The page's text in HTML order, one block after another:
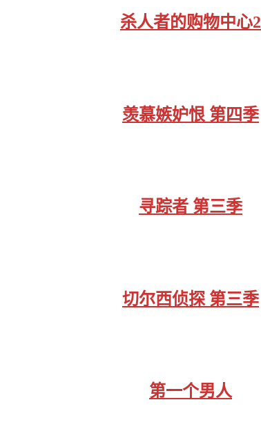
杀人者的购物中心2
羡慕嫉妒恨 第四季
寻踪者 第三季
切尔西侦探 第三季
第一个男人